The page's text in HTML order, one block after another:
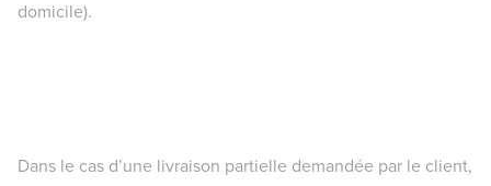
domicile).
Dans le cas d’une livraison partielle demandée par le client,